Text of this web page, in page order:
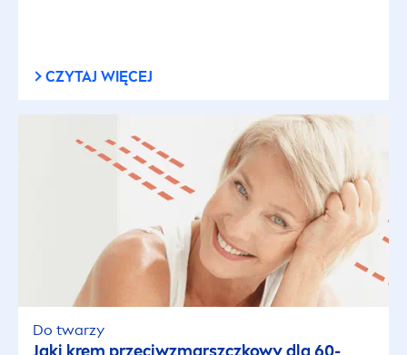
CZYTAJ WIĘCEJ
Do twarzy
Jaki krem przeciwzmarszczkowy dla 60-